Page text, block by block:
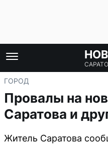
ГОРОД
Провалы на
Саратова и
Житель Саратова